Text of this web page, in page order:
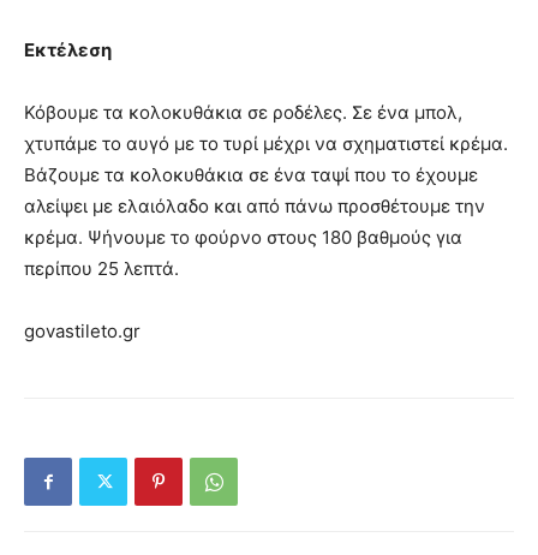
Εκτέλεση
Κόβουμε τα κολοκυθάκια σε ροδέλες. Σε ένα μπολ,
χτυπάμε το αυγό με το τυρί μέχρι να σχηματιστεί κρέμα.
Βάζουμε τα κολοκυθάκια σε ένα ταψί που το έχουμε
αλείψει με ελαιόλαδο και από πάνω προσθέτουμε την
κρέμα. Ψήνουμε το φούρνο στους 180 βαθμούς για
περίπου 25 λεπτά.
govastileto.gr